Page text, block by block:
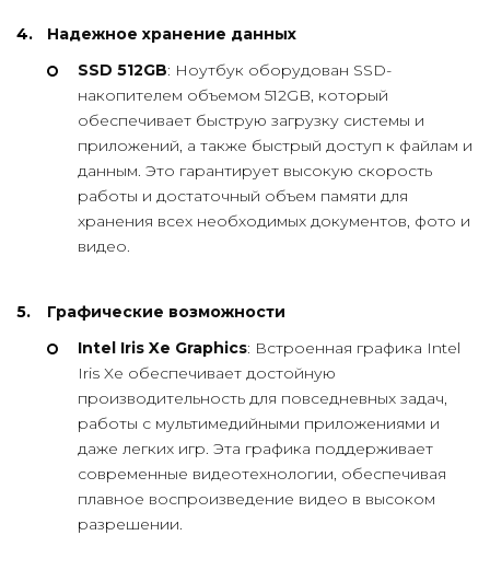
Надежное хранение данных
SSD 512GB: Ноутбук оборудован SSD-
накопителем объемом 512GB, который
обеспечивает быструю загрузку системы и
приложений, а также быстрый доступ к файлам и
данным. Это гарантирует высокую скорость
работы и достаточный объем памяти для
хранения всех необходимых документов, фото и
видео.
Графические возможности
Intel Iris Xe Graphics: Встроенная графика Intel
Iris Xe обеспечивает достойную
производительность для повседневных задач,
работы с мультимедийными приложениями и
даже легких игр. Эта графика поддерживает
современные видеотехнологии, обеспечивая
плавное воспроизведение видео в высоком
разрешении.